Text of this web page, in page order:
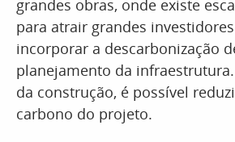
grandes obras, onde existe
para atrair grandes
incorporar a descarbonização
planejamento da
da construção, é possível
carbono do projeto.